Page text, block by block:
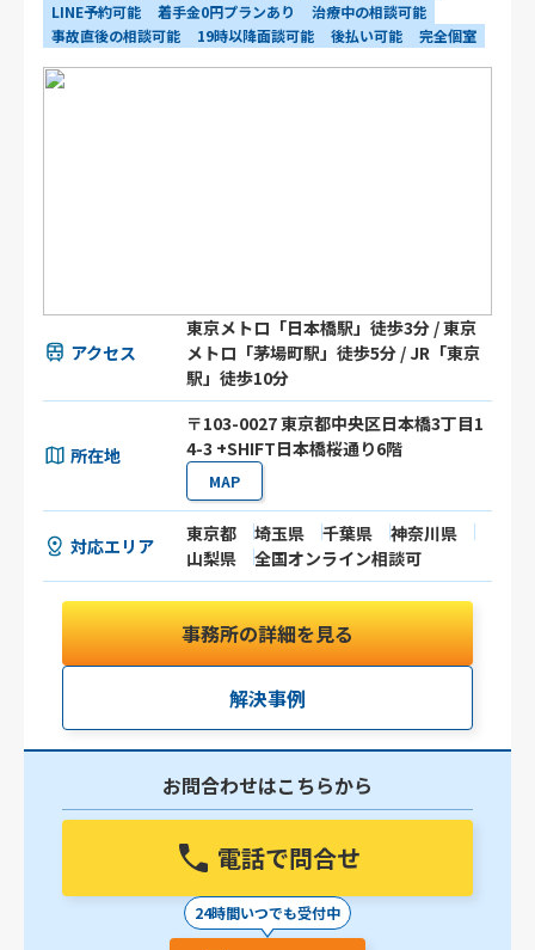
LINE予約可能
着手金0円プランあり
治療中の相談可能
事故直後の相談可能
19時以降面談可能 後払い可能 完全個室
アクセス
東京メトロ「日本橋駅」徒歩3分 / 東京
メトロ「茅場町駅」徒歩5分 / JR「東京
駅」徒歩10分
所在地
〒103-0027 東京都中央区日本橋3丁目1
4-3 +SHIFT日本橋桜通り6階
MAP
対応エリア
東京都 埼玉県 千葉県
神奈川県
山梨県
全国オンライン相談可
事務所の詳細を見る
解決事例
お問合わせはこちらから
電話で問合せ
24時間いつでも受付中